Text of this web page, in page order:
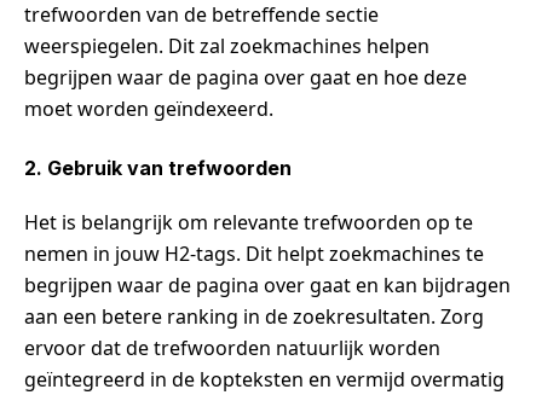
trefwoorden van de betreffende sectie
weerspiegelen. Dit zal zoekmachines helpen
begrijpen waar de pagina over gaat en hoe deze
moet worden geïndexeerd.
2. Gebruik van trefwoorden
Het is belangrijk om relevante trefwoorden op te
nemen in jouw H2-tags. Dit helpt zoekmachines te
begrijpen waar de pagina over gaat en kan bijdragen
aan een betere ranking in de zoekresultaten. Zorg
ervoor dat de trefwoorden natuurlijk worden
geïntegreerd in de kopteksten en vermijd overmatig